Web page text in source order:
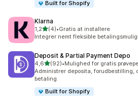
Built for Shopify
Klarna
1,2ud af 5 stjerner
(4)
4 anmeldelser i alt
•Gratis at installere
Integrer nemt fleksible
Deposit & Partial Payment Depo
4,6ud af 5 stjerner
(92)
92 anmeldelser i alt
•Mulighed for gratis
Administrer deposita, forudbestilling,
betaling
Built for Shopify